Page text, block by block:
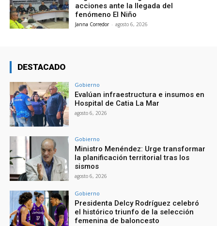
acciones ante la llegada del
fenómeno El Niño
Janna Corredor - agosto 6, 2026
DESTACADO
Gobierno
Evalúan infraestructura e insumos en
Hospital de Catia La Mar
agosto 6, 2026
Gobierno
Ministro Menéndez: Urge transformar
la planificación territorial tras los
sismos
agosto 6, 2026
Gobierno
Presidenta Delcy Rodríguez celebró
el histórico triunfo de la selección
femenina de baloncesto